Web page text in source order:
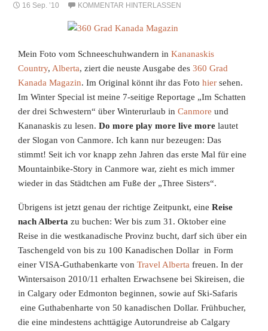
16 Sep. ’10 KOMMENTAR HINTERLASSEN
Mein Foto vom Schneeschuhwandern inKananaskis
Country, Alberta, ziert die neuste Ausgabe des360 Grad
Kanada Magazin. Im Original könnt ihr das Fotohiersehen.
Im Winter Special ist meine 7-seitige Reportage „Im Schatten
der drei Schwestern“ über Winterurlaub inCanmore und
Kananaskis zu lesen. Do more play more live more lautet
der Slogan von Canmore. Ich kann nur bezeugen: Das
stimmt! Seit ich vor knapp zehn Jahren das erste Mal für eine
Mountainbike-Story in Canmore war, zieht es mich immer
wieder in das Städtchen am Fuße der „Three Sisters“.
Übrigens ist jetzt genau der richtige Zeitpunkt, eineReise
nach Alberta zu buchen: Wer bis zum 31. Oktober eine
Reise in die westkanadische Provinz bucht, darf sich über ein
Taschengeld von bis zu 100 Kanadischen Dollar in Form
einer VISA-Guthabenkarte vonTravel Alberta freuen. In der
Wintersaison 2010/11 erhalten Erwachsene bei Skireisen, die
in Calgary oder Edmonton beginnen, sowie auf Ski-Safaris
eine Guthabenharte von 50 kanadischen Dollar. Frühbucher,
die eine mindestens achttägige Autorundreise ab Calgary